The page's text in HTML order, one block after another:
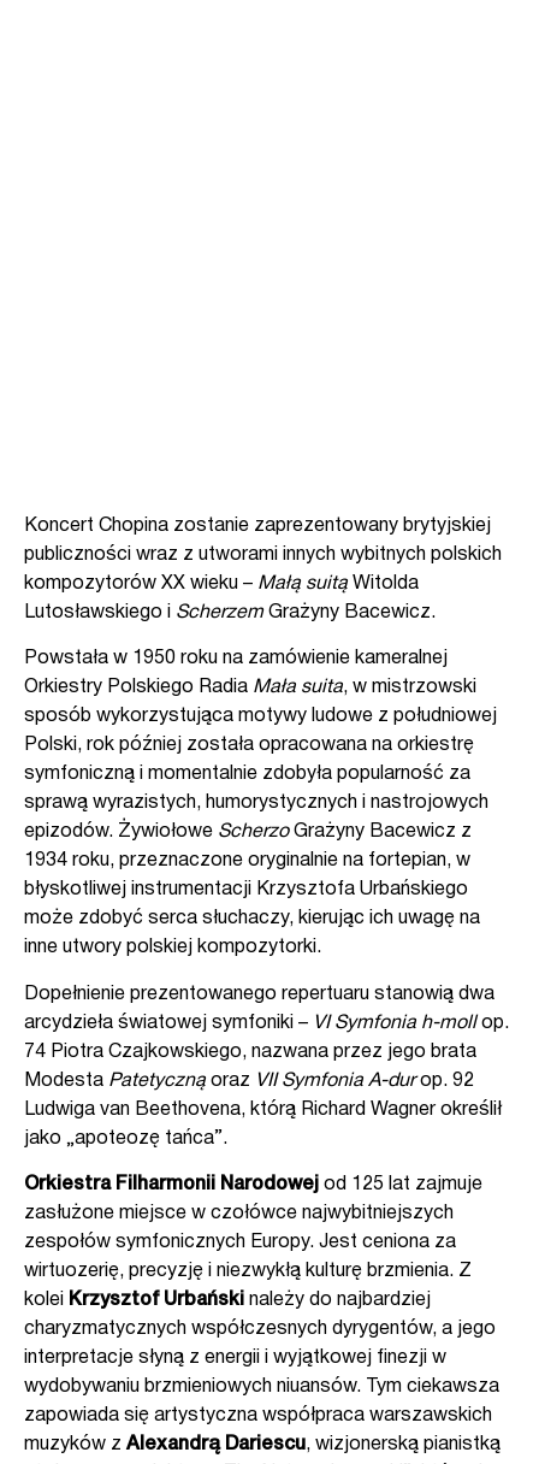
Koncert Chopina zostanie zaprezentowany brytyjskiej
publiczności wraz z utworami innych wybitnych polskich
kompozytorów XX wieku – Małą suitą Witolda
Lutosławskiego i ScherzemGrażyny Bacewicz.
Powstała w 1950 roku na zamówienie kameralnej
Orkiestry Polskiego Radia Mała suita, w mistrzowski
sposób wykorzystująca motywy ludowe z południowej
Polski, rok później została opracowana na orkiestrę
symfoniczną i momentalnie zdobyła popularność za
sprawą wyrazistych, humorystycznych i nastrojowych
epizodów. Żywiołowe ScherzoGrażyny Bacewicz z
1934 roku, przeznaczone oryginalnie na fortepian, w
błyskotliwej instrumentacji Krzysztofa Urbańskiego
może zdobyć serca słuchaczy, kierując ich uwagę na
inne utwory polskiej kompozytorki.
Dopełnienie prezentowanego repertuaru stanowią dwa
arcydzieła światowej symfoniki – VI Symfonia h-mollop.
74 Piotra Czajkowskiego, nazwana przez jego brata
Modesta Patetyczną oraz VII Symfonia A-durop. 92
Ludwiga van Beethovena, którą Richard Wagner określił
jako „apoteozę tańca”.
Orkiestra Filharmonii Narodowej od 125 lat zajmuje
zasłużone miejsce w czołówce najwybitniejszych
zespołów symfonicznych Europy. Jest ceniona za
wirtuozerię, precyzję i niezwykłą kulturę brzmienia. Z
kolei
Krzysztof Urbański
należy do najbardziej
charyzmatycznych współczesnych dyrygentów, a jego
interpretacje słyną z energii i wyjątkowej finezji w
wydobywaniu brzmieniowych niuansów. Tym ciekawsza
zapowiada się artystyczna współpraca warszawskich
muzyków zAlexandrą Dariescu , wizjonerską pianistką